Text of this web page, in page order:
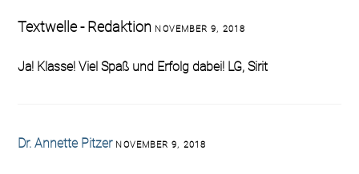
Textwelle - Redaktion NOVEMBER 9, 2018
Ja! Klasse! Viel Spaß und Erfolg dabei! LG, Sirit
Dr. Annette Pitzer NOVEMBER 9, 2018